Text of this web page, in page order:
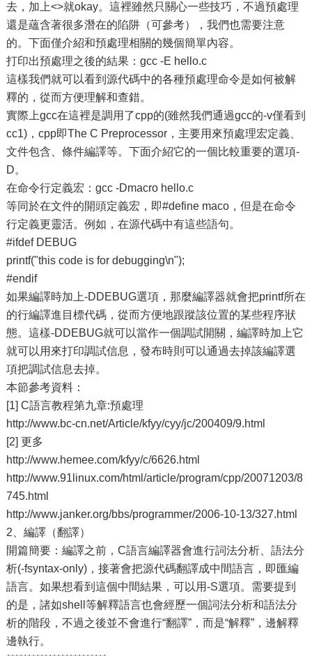
去，加上<>就okay。這裡雖然只關心一些技巧，不過預處理
還是蘊含著很多潛在的陷阱（可參考），我們也需要注意
的。下面僅介紹和預處理相關的幾個簡單內容。
打印出預處理之後的結果：gcc -E hello.c
這樣我們就可以看到源代碼中的各種預處理命令是如何被解
釋的，從而方便理解和查錯。
實際上gcc在這裡是調用了cpp的(雖然我們通過gcc的-v僅看到
cc1)，cpp即The C Preprocessor，主要用來預處理宏定義、
文件包含、條件編譯等。下面介紹它的一個比較重要的選項-
D。
在命令行定義宏：gcc -Dmacro hello.c
等同於在文件的開頭定義宏，即#define maco，但是在命令
行定義更靈活。例如，在源代碼中有這些語句。
#ifdef DEBUG
printf("this code is for debugging\n");
#endif
如果編譯時加上-DDEBUG選項，那麼編譯器就會把printf所在
的行編譯進目標代碼，從而方便地跟蹤該位置的某些程序狀
態。這樣-DDEBUG就可以當作一個調試開關，編譯時加上它
就可以用來打印調試信息，發布時則可以通過去掉該編譯選
項把調試信息去掉。
本節參考資料：
[1] C語言教程第九章:預處理
http://www.bc-cn.net/Article/kfyy/cyy/jc/200409/9.html
[2] 更多
http://www.hemee.com/kfyy/c/6626.html
http://www.91linux.com/html/article/program/cpp/20071203/8
745.html
http://www.janker.org/bbs/programmer/2006-10-13/327.html
2、編譯（翻譯）
開篇簡要：編譯之前，C語言編譯器會進行詞法分析、語法分
析(-fsyntax-only)，接著會把源代碼翻譯成中間語言，即匯編
語言。如果想看到這個中間結果，可以用-S選項。需要提到
的是，諸如shell等解釋語言也會經歷一個詞法分析和語法分
析的階段，不過之後並不會進行“翻譯”，而是“解釋”，邊解釋
邊執行。